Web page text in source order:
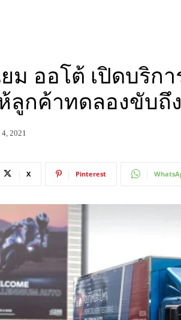
ม ออโต้ เปิดบริก
ห้ลูกค้าทดลองขับ
2021
X Pinterest